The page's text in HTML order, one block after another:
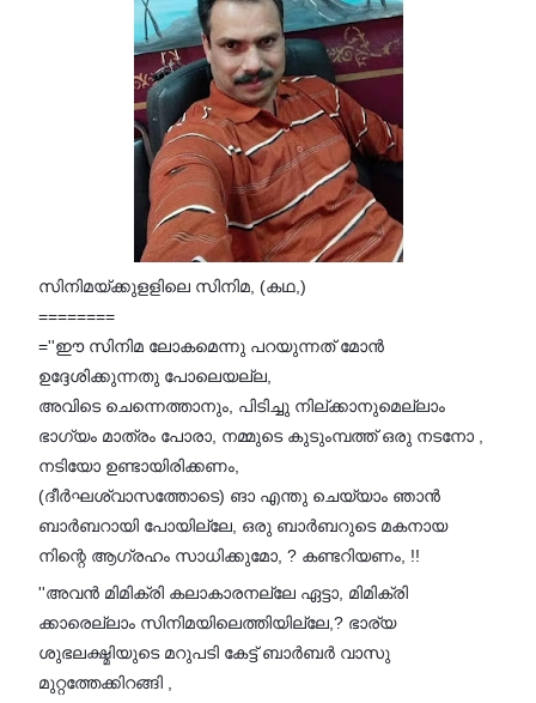
സിനിമയ്ക്കുളളിലെ സിനിമ, (കഥ,)
========
=''ഈ സിനിമ ലോകമെന്നു പറയുന്നത് മോൻ
ഉദ്ദേശിക്കുന്നതു പോലെയല്ല,
അവിടെ ചെന്നെത്താനും, പിടിച്ചു നില്ക്കാനുമെല്ലാം
ഭാഗ്യം മാത്രം പോരാ, നമ്മുടെ കുടുംമ്പത്ത് ഒരു നടനോ ,
നടിയോ ഉണ്ടായിരിക്കണം,
(ദീർഘശ്വാസത്തോടെ) ങാ എന്തു ചെയ്യാം ഞാൻ
ബാർബറായി പോയില്ലേ, ഒരു ബാർബറുടെ മകനായ
നിന്റെ ആഗ്രഹം സാധിക്കുമോ, ? കണ്ടറിയണം, !!
''അവൻ മിമിക്രി കലാകാരനല്ലേ ഏട്ടാ, മിമിക്രി
ക്കാരെല്ലാം സിനിമയിലെത്തിയില്ലേ,? ഭാര്യ
ശുഭലക്ഷ്മിയുടെ മറുപടി കേട്ട് ബാർബർ വാസു
മുറ്റത്തേക്കിറങ്ങി ,